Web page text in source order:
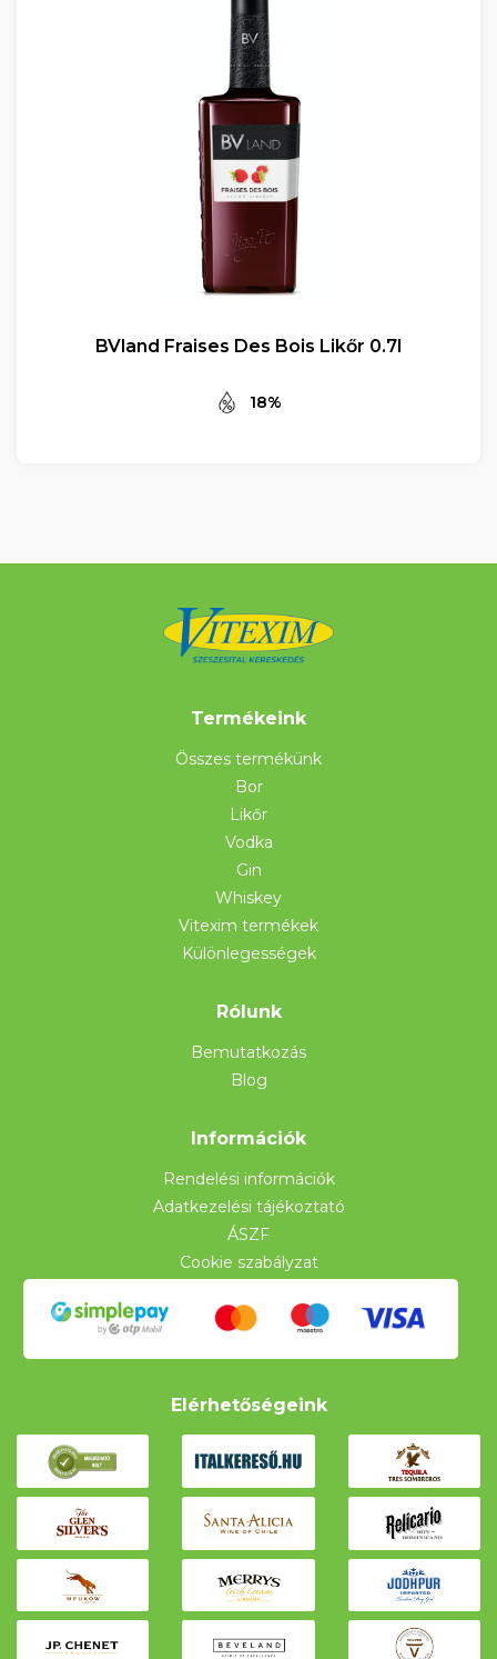
BVland Fraises Des Bois Likőr 0.7l
18%
Termékeink
Összes termékünk
Bor
Likőr
Vodka
Gin
Whiskey
Vitexim termékek
Különlegességek
Rólunk
Bemutatkozás
Blog
Információk
Rendelési információk
Adatkezelési tájékoztató
ÁSZF
Cookie szabályzat
Elérhetőségeink